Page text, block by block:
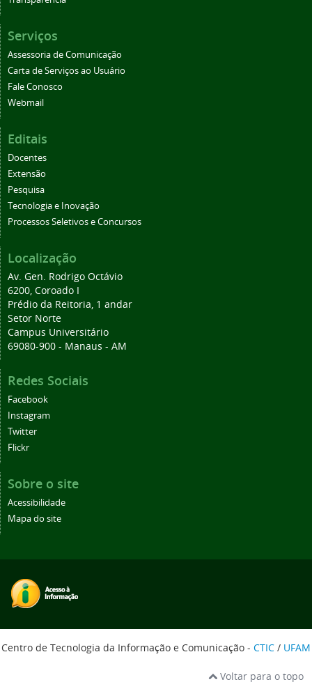
Serviços
Assessoria de Comunicação
Carta de Serviços ao Usuário
Fale Conosco
Webmail
Editais
Docentes
Extensão
Pesquisa
Tecnologia e Inovação
Processos Seletivos e Concursos
Localização
Av. Gen. Rodrigo Octávio
6200, Coroado I
Prédio da Reitoria, 1 andar
Setor Norte
Campus Universitário
69080-900 - Manaus - AM
Redes Sociais
Facebook
Instagram
Twitter
Flickr
Sobre o site
Acessibilidade
Mapa do site
Centro de Tecnologia da Informação e Comunicação - CTIC / UFAM
Voltar para o topo